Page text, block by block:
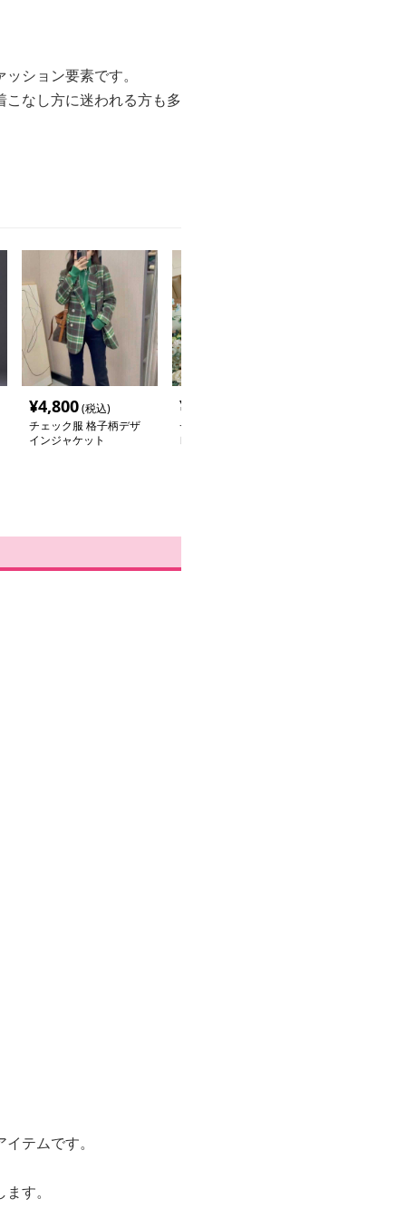
ション要素です。
なし方に迷われる方も多
¥4,800(税込)
チェック服 格子柄デザ
インジャケット
¥
チェック柄ファッション
レトロ風セーラーカラー
テムです。
す。